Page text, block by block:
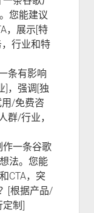
您能建议
，展示[特
行业和特
条有影响
]，强调[独
/免费咨
群/行业，
一条谷歌
法。您能
CTA，突
[根据产品/
制]